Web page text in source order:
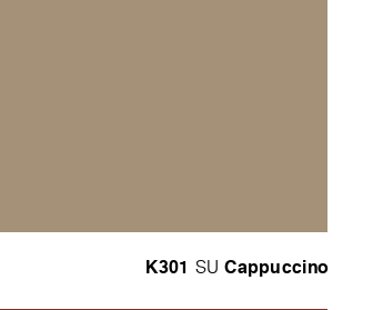
K301 SU Cappuccino